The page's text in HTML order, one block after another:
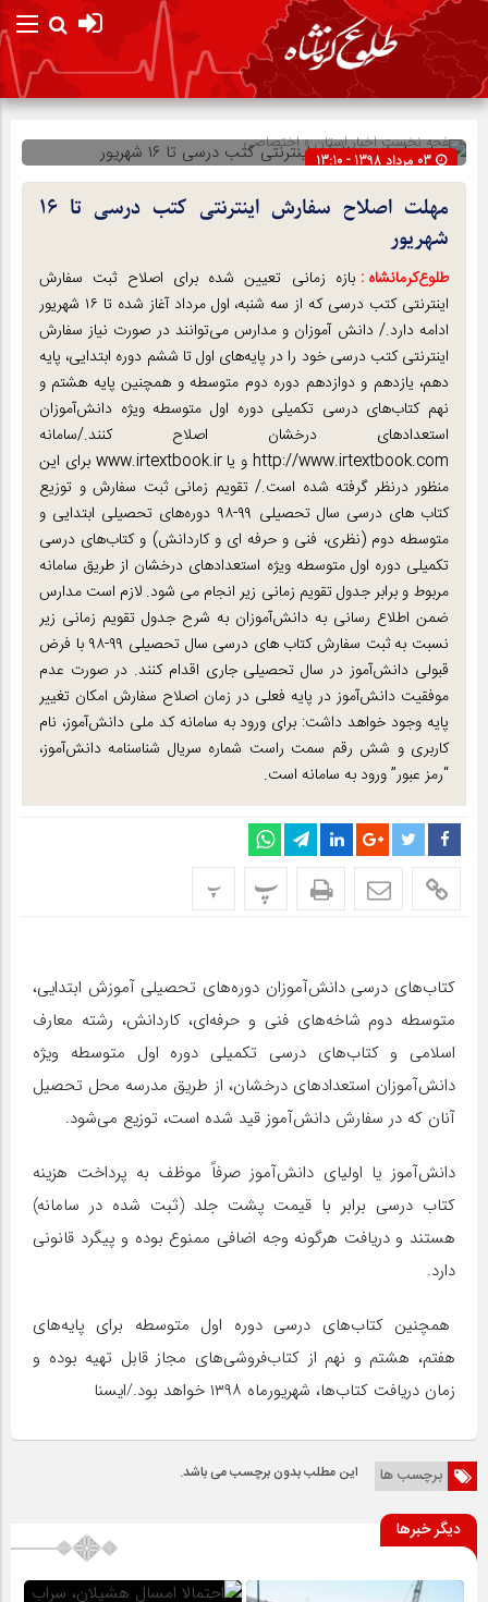
صفحه نخستاخبار استان»اختصاصی
03 مرداد 1398 - 13:10
شناسه : 94087
مهلت اصلاح سفارش اینترنتی کتب درسی تا ۱۶
شهریور
طلوع‌‌کرمانشاه : بازه زمانی تعیین شده برای اصلاح ثبت سفارش
اینترنتی کتب درسی که از سه شنبه، اول مرداد آغاز شده تا ۱۶ شهریور
ادامه دارد./ دانش آموزان و مدارس می‌توانند در صورت نیاز سفارش
اینترنتی کتب درسی خود را در پایه‌های اول تا ششم دوره ابتدایی، پایه
دهم، یازدهم و دوازدهم دوره دوم متوسطه و همچنین پایه هشتم و
نهم کتاب‌های درسی تکمیلی دوره اول متوسطه ویژه دانش‌آموزان
استعدادهای درخشان اصلاح کنند./سامانه
http://www.irtextbook.com و یا www.irtextbook.ir برای این
منظور درنظر گرفته شده است./ تقویم زمانی ثبت سفارش و توزیع
کتاب های درسی سال تحصیلی ۹۹-۹۸ دوره‌های تحصیلی ابتدایی و
متوسطه دوم (نظری، فنی و حرفه ای و کاردانش) و کتاب‌های درسی
تکمیلی دوره اول متوسطه ویژه استعدادهای درخشان از طریق سامانه
مربوط و برابر جدول تقویم زمانی زیر انجام می شود. لازم است مدارس
ضمن اطلاع رسانی به دانش‌آموزان به شرح جدول تقویم زمانی زیر
نسبت به ثبت سفارش کتاب های درسی سال تحصیلی ۹۹-۹۸ با فرض
قبولی دانش‌آموز در سال تحصیلی جاری اقدام کنند. در صورت عدم
موفقیت دانش‌آموز در پایه فعلی در زمان اصلاح سفارش امکان تغییر
پایه وجود خواهد داشت: برای ورود به سامانه کد ملی دانش‌آموز، نام
کاربری و شش رقم سمت راست شماره سریال شناسنامه دانش‌آموز،
“رمز عبور” ورود به سامانه است.
پ پ
کتاب‌های درسی دانش‌آموزان دوره‌های تحصیلی آموزش ابتدایی،
متوسطه دوم شاخه‌های فنی و حرفه‌ای، کاردانش، رشته معارف
اسلامی و کتاب‌های درسی تکمیلی دوره اول متوسطه ویژه
دانش‌آموزان استعدادهای درخشان، از طریق مدرسه محل تحصیل
آنان که در سفارش دانش‌آموز قید شده است، توزیع می‌شود.
دانش‌آموز یا اولیای دانش‌آموز صرفاً موظف به پرداخت هزینه
کتاب درسی برابر با قیمت پشت جلد (ثبت شده در سامانه)
هستند و دریافت هرگونه وجه اضافی ممنوع بوده و پیگرد قانونی
دارد.
همچنین کتاب‌های درسی دوره اول متوسطه برای پایه‌های
هفتم، هشتم و نهم از کتاب‌فروشی‌های مجاز قابل تهیه بوده و
زمان دریافت کتاب‌ها، شهریورماه ۱۳۹۸ خواهد بود./ایسنا
برچسب ها این مطلب بدون برچسب می باشد.
دیگر خبرها